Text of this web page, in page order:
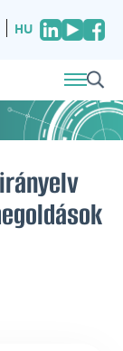
HU